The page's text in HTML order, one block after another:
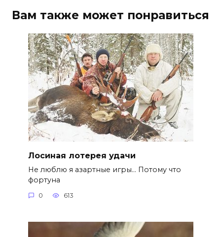
Вам также может понравиться
Лосиная лотерея удачи
Не люблю я азартные игры… Потому что
фортуна
0 613